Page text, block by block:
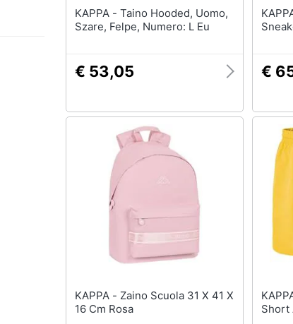
KAPPA - Taino Hooded, Uomo,
Szare, Felpe, Numero: L Eu
€ 53,05
KAPPA - Ces K,
€
KAPPA - Zaino Scuola 31 X 41 X
16 Cm Rosa
KAPPA - Pantaloni
Short